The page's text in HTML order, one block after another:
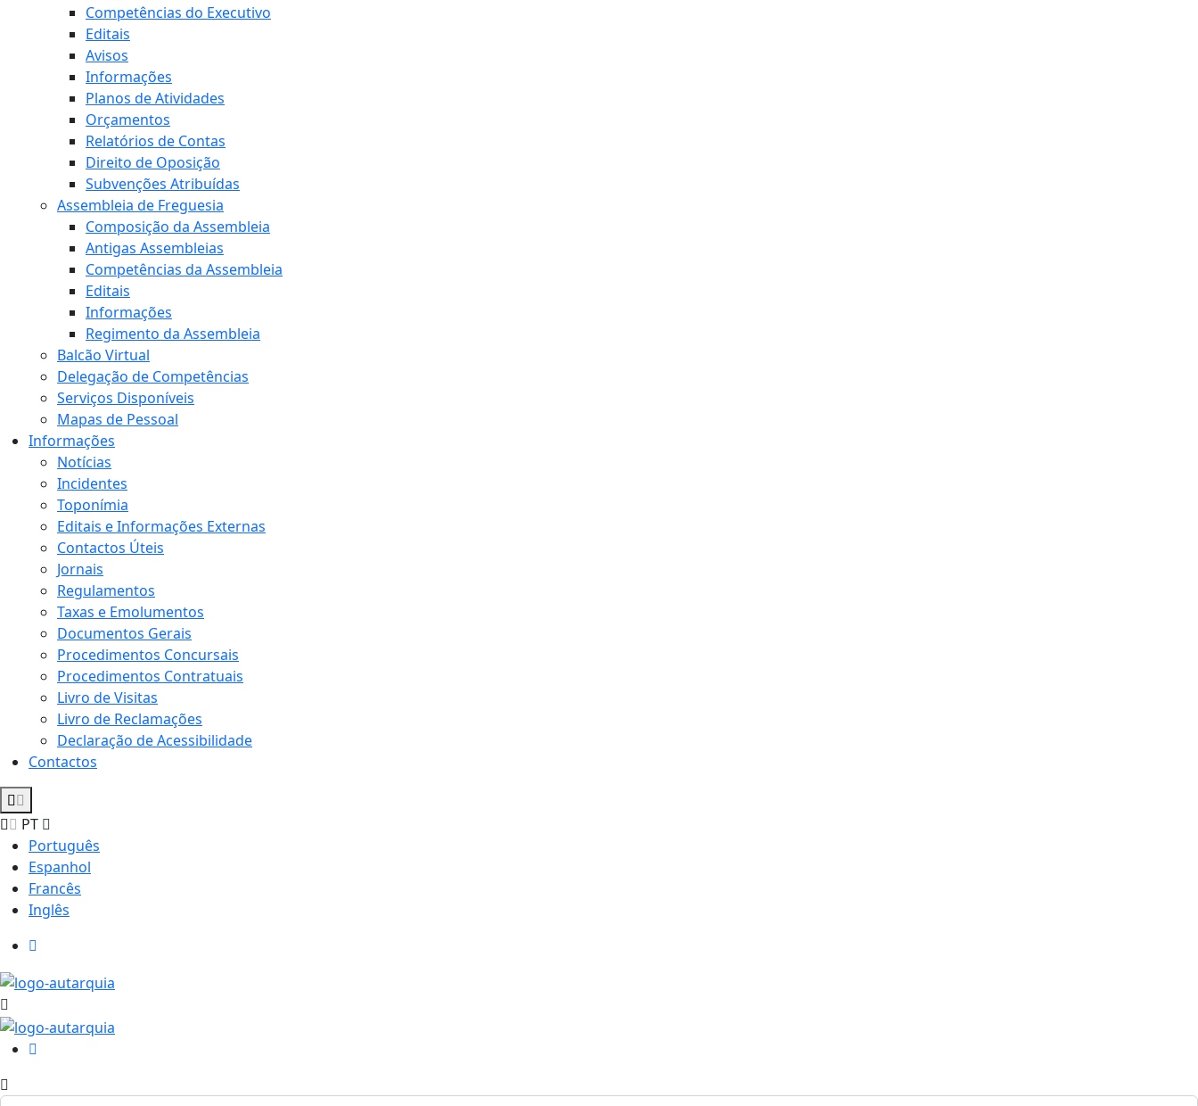
Competências do Executivo
Editais
Avisos
Informações
Planos de Atividades
Orçamentos
Relatórios de Contas
Direito de Oposição
Subvenções Atribuídas
Assembleia de Freguesia
Composição da Assembleia
Antigas Assembleias
Competências da Assembleia
Editais
Informações
Regimento da Assembleia
Balcão Virtual
Delegação de Competências
Serviços Disponíveis
Mapas de Pessoal
Informações
Notícias
Incidentes
Toponímia
Editais e Informações Externas
Contactos Úteis
Jornais
Regulamentos
Taxas e Emolumentos
Documentos Gerais
Procedimentos Concursais
Procedimentos Contratuais
Livro de Visitas
Livro de Reclamações
Declaração de Acessibilidade
Contactos
PT
Português
Espanhol
Francês
Inglês